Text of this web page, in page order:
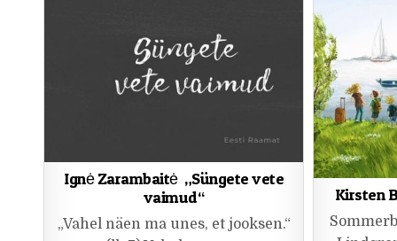
Ignė Zarambaitė „Süngete vete
vaimud“
„Vahel näen ma unes, et jooksen.“
Kirsten